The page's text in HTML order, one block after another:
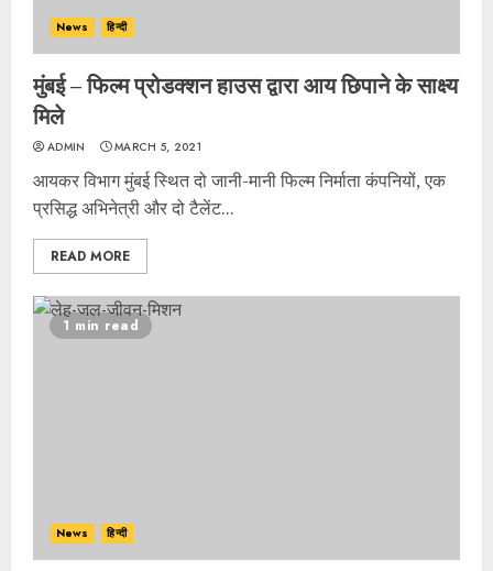
News हिन्दी
मुंबई – फिल्म प्रोडक्शन हाउस द्वारा आय छिपाने के साक्ष्य
मिले
ADMIN MARCH 5, 2021
आयकर विभाग मुंबई स्थित दो जानी-मानी फिल्म निर्माता कंपनियों, एक
प्रसिद्ध अभिनेत्री और दो टैलेंट...
READ MORE
1 min read
News हिन्दी